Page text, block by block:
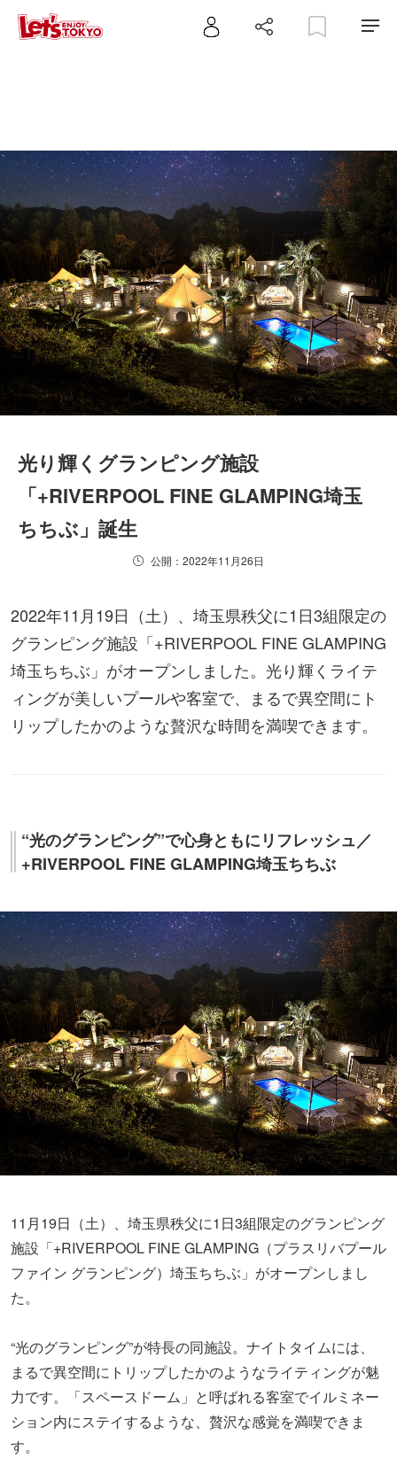
光り輝くグランピング施設
「+RIVERPOOL FINE GLAMPING埼玉
ちちぶ」誕生
公開：2022年11月26日
2022年11月19日（土）、埼玉県秩父に1日3組限定の
グランピング施設「+RIVERPOOL FINE GLAMPING
埼玉ちちぶ」がオープンしました。光り輝くライテ
ィングが美しいプールや客室で、まるで異空間にト
リップしたかのような贅沢な時間を満喫できます。
“光のグランピング”で心身ともにリフレッシュ／
+RIVERPOOL FINE GLAMPING埼玉ちちぶ
11月19日（土）、埼玉県秩父に1日3組限定のグランピング
施設「+RIVERPOOL FINE GLAMPING（プラスリバプール
ファイン グランピング） 埼玉ちちぶ」がオープンしまし
た。
“光のグランピング”が特長の同施設。ナイトタイムには、
まるで異空間にトリップしたかのようなライティングが魅
力です。
「スペースドーム」と呼ばれる客室でイルミネー
ション内にステイするような、贅沢な感覚を満喫できま
す。